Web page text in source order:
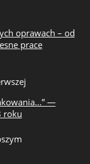
oprawach – od
prace
—
roku